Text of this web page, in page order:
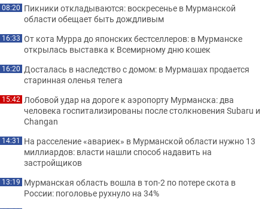
08:20 Пикники откладываются: воскресенье в Мурманской
области обещает быть дождливым
16:33 От кота Мурра до японских бестселлеров: в Мурманске
открылась выставка к Всемирному дню кошек
16:20 Досталась в наследство с домом: в Мурмашах продается
старинная оленья телега
15:42 Лобовой удар на дороге к аэропорту Мурманска: два
человека госпитализированы после столкновения Subaru и
Changan
14:31 На расселение «авариек» в Мурманской области нужно 13
миллиардов: власти нашли способ надавить на
застройщиков
13:19 Мурманская область вошла в топ-2 по потере скота в
России: поголовье рухнуло на 34%